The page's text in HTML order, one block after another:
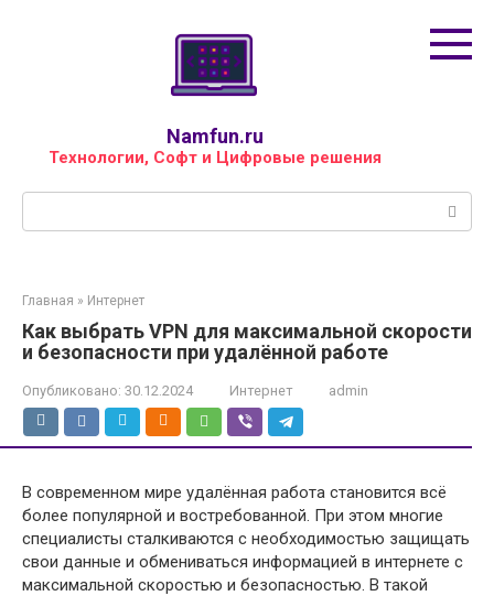
Namfun.ru
Технологии, Софт и Цифровые решения
Главная » Интернет
Как выбрать VPN для максимальной скорости
и безопасности при удалённой работе
Опубликовано: 30.12.2024 Интернет admin
В современном мире удалённая работа становится всё
более популярной и востребованной. При этом многие
специалисты сталкиваются с необходимостью защищать
свои данные и обмениваться информацией в интернете с
максимальной скоростью и безопасностью. В такой